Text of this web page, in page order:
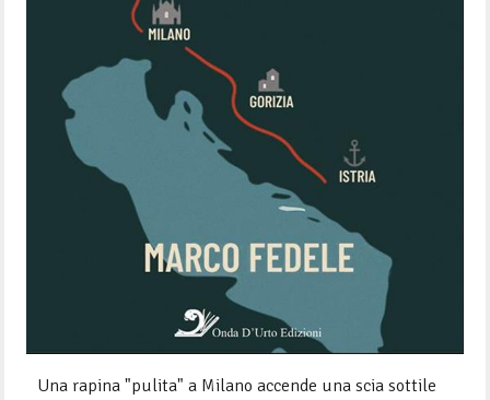
Una rapina "pulita" a Milano accende una scia sottile